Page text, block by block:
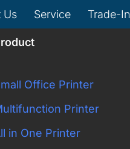
Us Service Trade-In
Office Printer
Printer
in One Printer